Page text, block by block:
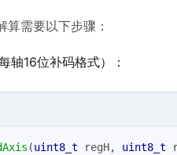
需要以下步骤：
轴16位补码格式）：
(uint8_t regH, uint8_t